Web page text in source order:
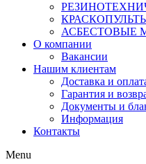
АСБЕСТОВЫЕ
О компании
Вакансии
Нашим клиентам
Доставка и
Гарантия и
Документы и
Информация
Контакты
Menu